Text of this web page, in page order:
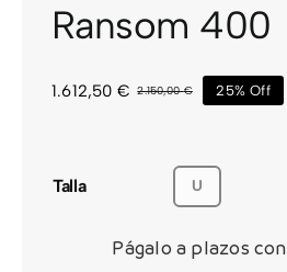
Ransom 400
2.150,00€El
2.150,00 €.
1.612,50 €
El
1.612,50 €.
25% Off
Talla U
Págalo a plazos con